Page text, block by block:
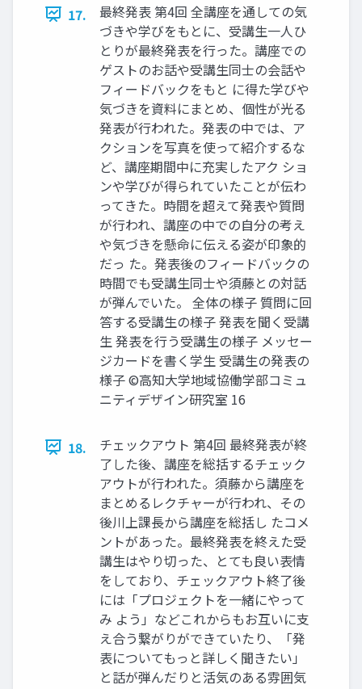
17.
最終発表 第4回 全講座を通しての気
づきや学びをもとに、受講生一人ひ
とりが最終発表を行った。講座での
ゲストのお話や受講生同士の会話や
フィードバックをもと に得た学びや
気づきを資料にまとめ、個性が光る
発表が行われた。発表の中では、ア
クションを写真を使って紹介するな
ど、講座期間中に充実したアク ショ
ンや学びが得られていたことが伝わ
ってきた。時間を超えて発表や質問
が行われ、講座の中での自分の考え
や気づきを懸命に伝える姿が印象的
だっ た。発表後のフィードバックの
時間でも受講生同士や須藤との対話
が弾んでいた。 全体の様子 質問に回
答する受講生の様子 発表を聞く受講
生 発表を行う受講生の様子 メッセー
ジカードを書く学生 受講生の発表の
様子 ©高知大学地域協働学部コミュ
ニティデザイン研究室 16
18.
チェックアウト 第4回 最終発表が終
了した後、講座を総括するチェック
アウトが行われた。須藤から講座を
まとめるレクチャーが行われ、その
後川上課長から講座を総括し たコメ
ントがあった。最終発表を終えた受
講生はやり切った、とても良い表情
をしており、チェックアウト終了後
には「プロジェクトを一緒にやって
み よう」などこれからもお互いに支
え合う繋がりができていたり、「発
表についてもっと詳しく聞きたい」
と話が弾んだりと活気のある雰囲気